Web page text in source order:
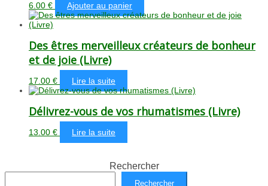
6.00 € Ajouter au panier
Des êtres merveilleux créateurs de bonheur
et de joie (Livre)
17.00 € Lire la suite
Délivrez-vous de vos rhumatismes (Livre)
13.00 € Lire la suite
Rechercher
Rechercher